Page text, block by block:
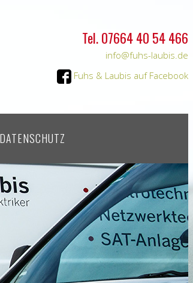
Tel. 07664 40 54 466
info@fuhs-laubis.de
Fuhs & Laubis auf Facebook
DATENSCHUTZ